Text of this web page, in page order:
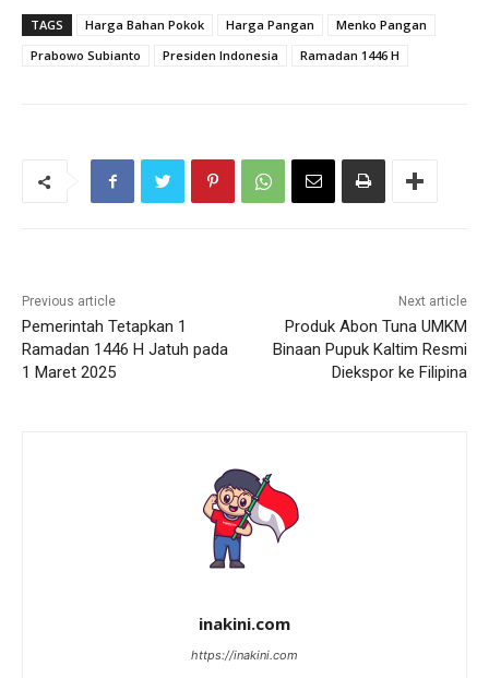
TAGS Harga Bahan Pokok Harga Pangan
Menko Pangan
Prabowo Subianto
Presiden Indonesia Ramadan 1446 H
Previous article
Pemerintah Tetapkan 1
Ramadan 1446 H Jatuh pada
1 Maret 2025
Next article
Produk Abon Tuna UMKM
Binaan Pupuk Kaltim Resmi
Diekspor ke Filipina
inakini.com
https://inakini.com